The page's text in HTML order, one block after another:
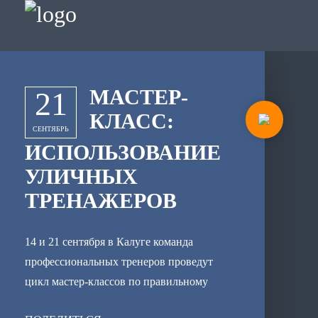
21
СЕНТЯБРЬ
МАСТЕР-
КЛАСС:
ИСПОЛЬЗОВАНИЕ
УЛИЧНЫХ
ТРЕНАЖЕРОВ
14 и 21 сентября в Калуге команда
профессиональных тренеров проведут
цикл мастер-классов по правильному